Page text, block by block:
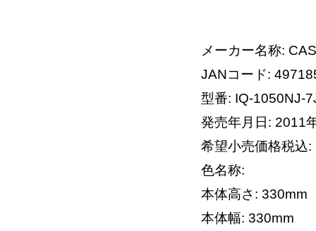
メーカー名称:
JANコード:
型番: IQ-1050NJ-
発売年月日: 2011
希望小売価格税込
色名称:
本体高さ: 330mm
本体幅: 330mm